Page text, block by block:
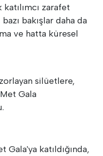
zarafet
bakışlar daha da
ve hatta küresel
zorlayan silüetlere,
Gala
Gala'ya katıldığında,